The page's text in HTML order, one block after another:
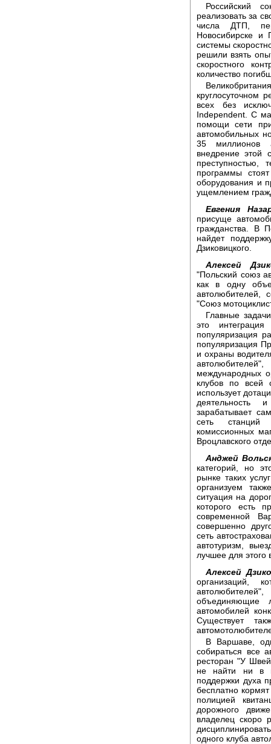
Российский
реализовать за
числа ДТП,
Новосибирске и
системы
решили взять
скоростного
количество
круглосуточном
всех без
Independent. С
помощи сети
автомобильных
35 миллионов
внедрение этой
программы
оборудования и
ущемлением
Евгения
присуще
гражданства. В
найдет
Дзиковицкого.
Алексей
"Польский союз
как в одну
автолюбителей,
"Союз
Главные
это
популяризация
популяризация
и охраны
международных
клубов по всей
использует
деятельность
зарабатывает
сеть станций
комиссионных
Вроцлавского
Анджей
категорий, но
рынке таких
организуем
ситуация на
которого есть
современной
совершенно
сеть
автотуризм,
лучшее для этого
Алексей
организаций,
объединяющие
автомобилей
Существует
В Варшаве,
собираться все
ресторан "У
не найти ни в
поддержки духа
бесплатно
полицией
дорожного
владелец скоро
одного клуба